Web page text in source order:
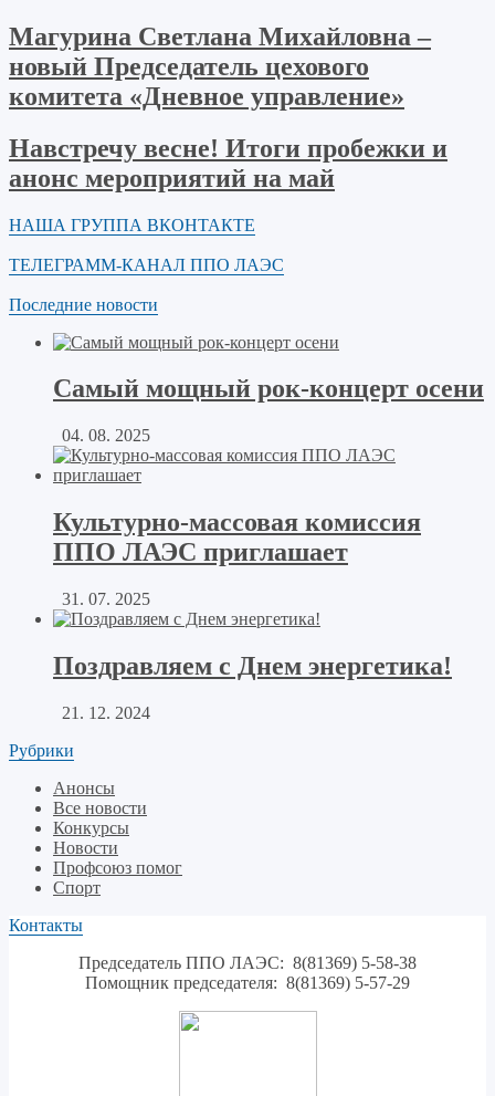
Магурина Светлана Михайловна –
новый Председатель цехового
комитета «Дневное управление»
Навстречу весне! Итоги пробежки и
анонс мероприятий на май
НАША ГРУППА ВКОНТАКТЕ
ТЕЛЕГРАММ-КАНАЛ ППО ЛАЭС
Последние новости
Самый мощный рок-концерт осени
04. 08. 2025
Культурно-массовая комиссия
ППО ЛАЭС приглашает
31. 07. 2025
Поздравляем с Днем энергетика!
21. 12. 2024
Рубрики
Анонсы
Все новости
Конкурсы
Новости
Профсоюз помог
Спорт
Контакты
Председатель ППО ЛАЭС: 8(81369) 5-58-38
Помощник председателя: 8(81369) 5-57-29